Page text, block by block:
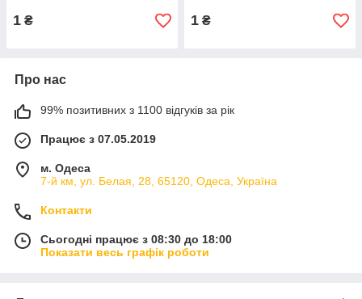
1 ₴ 1 ₴
Про нас
99% позитивних з 1100 відгуків за рік
Працює з 07.05.2019
м. Одеса
7-й км, ул. Белая, 28, 65120, Одеса, Україна
Контакти
Сьогодні працює з 08:30 до 18:00
Показати весь графік роботи